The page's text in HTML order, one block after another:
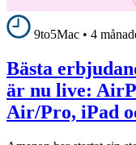
9to5Mac • 4
Bästa
är nu live:
Air/Pro, iPad